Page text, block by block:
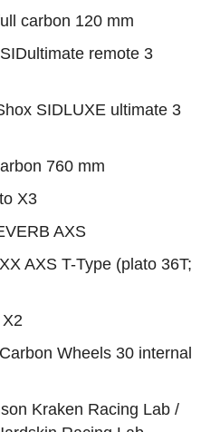
carbon 120 mm
remote 3
SIDLUXE ultimate 3
760 mm
X3
AXS
AXS T-Type (plato 36T;
Wheels 30 internal
Kraken Racing Lab /